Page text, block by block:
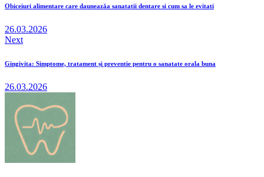
Obiceiuri alimentare care dauneazăa sanatatii dentare si cum sa le evitati
26.03.2026
Next
Gingivita: Simptome, tratament și preventie pentru o sanatate orala buna
26.03.2026